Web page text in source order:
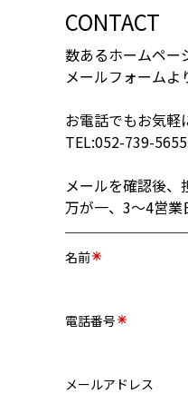
CONTACT
数あるホームペー
メールフォームよ
お電話でもお気軽
TEL:052-739-
メールを確認後、
万が一、3～4営業
名前
電話番号
メールアドレス